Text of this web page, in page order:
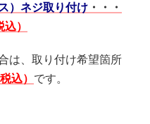
）ネジ取り付け ・・・
）
は、取り付け希望箇所
込） です。